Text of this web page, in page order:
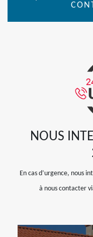
NOUS
En cas d’urgence, nous
à nous contacter